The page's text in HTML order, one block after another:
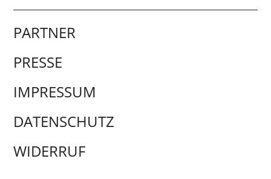
PARTNER
PRESSE
IMPRESSUM
DATENSCHUTZ
WIDERRUF